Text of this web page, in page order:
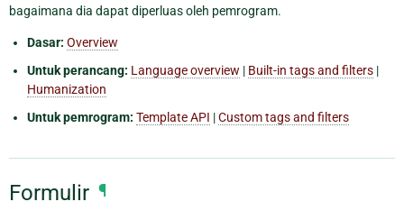
bagaimana dia dapat diperluas oleh pemrogram.
Dasar: Overview
Untuk perancang: Language overview | Built-in tags and filters |
Humanization
Untuk pemrogram: Template API |Custom tags and filters
Formulir ¶